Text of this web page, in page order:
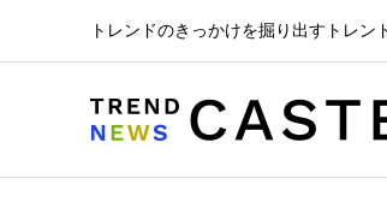
トレンドのきっかけを掘り出すトレン